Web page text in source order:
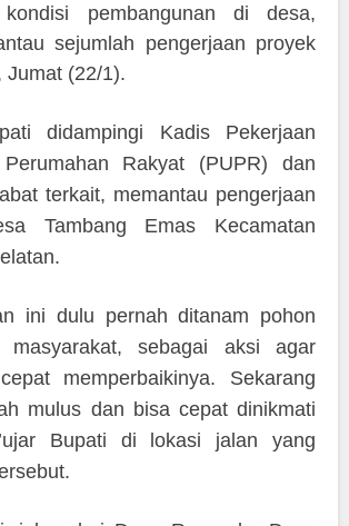
kondisi pembangunan di desa,
sejumlah pengerjaan proyek
Jumat (22/1).
didampingi Kadis Pekerjaan
Rakyat (PUPR) dan
terkait, memantau pengerjaan
Tambang Emas Kecamatan
ini dulu pernah ditanam pohon
masyarakat, sebagai aksi agar
memperbaikinya. Sekarang
mulus dan bisa cepat dinikmati
Bupati di lokasi jalan yang